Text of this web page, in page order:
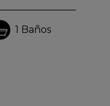
1 Baños